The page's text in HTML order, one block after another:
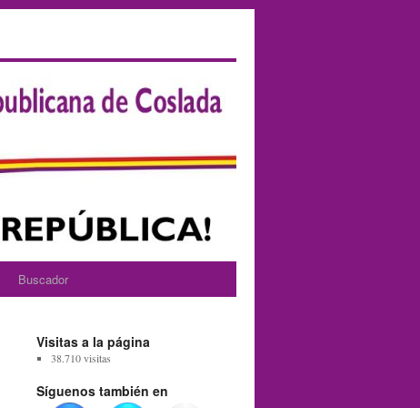
Buscador
Visitas a la página
38.710 visitas
Síguenos también en